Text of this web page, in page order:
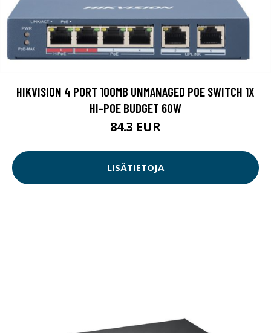
HIKVISION 4 PORT 100MB UNMANAGED POE SWITCH 1X
HI-POE BUDGET 60W
84.3 EUR
LISÄTIETOJA